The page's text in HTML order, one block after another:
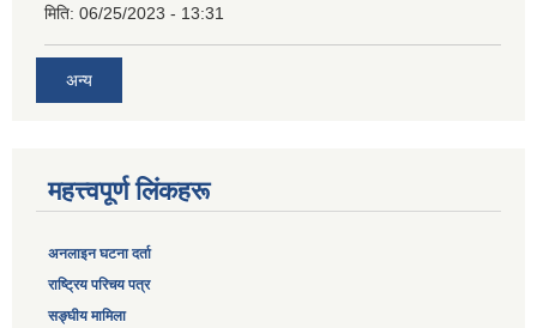
मिति: 06/25/2023 - 13:31
अन्य
महत्त्वपूर्ण लिंकहरू
अनलाइन घटना दर्ता
‎राष्ट्रिय परिचय पत्र
सङ्‍घीय मामिला